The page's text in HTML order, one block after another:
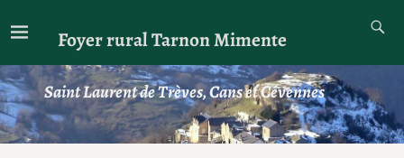
Foyer rural Tarnon Mimente
Saint Laurent de Trèves, Cans et Cévennes